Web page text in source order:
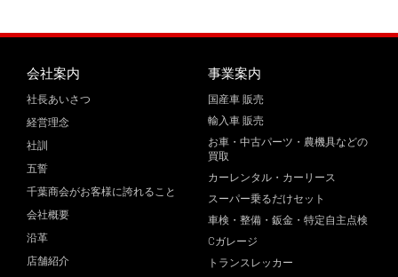
会社案内
社長あいさつ
経営理念
社訓
五誓
千葉商会がお客様に誇れること
会社概要
沿革
店舗紹介
事業案内
国産車 販売
輸入車 販売
お車・中古パーツ・農機具などの
買取
カーレンタル・カーリース
スーパー乗るだけセット
車検・整備・鈑金・特定自主点検
Cガレージ
トランスレッカー